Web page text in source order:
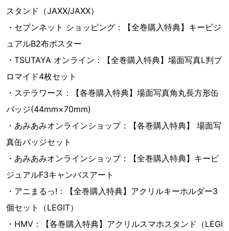
スタンド（JAXX/JAXX）
・セブンネット ショッピング：【全巻購入特典】キービジ
ュアルB2布ポスター
・TSUTAYA オンライン：【全巻購入特典】場面写真L判ブ
ロマイド4枚セット
・ステラワース：【各巻購入特典】場面写真角丸長方形缶
バッジ(44mm×70mm)
・あみあみオンラインショップ：【各巻購入特典】 場面写
真缶バッジセット
・あみあみオンラインショップ：【全巻購入特典】キービ
ジュアルF3キャンバスアート
・アニまるっ!：【全巻購入特典】アクリルキーホルダー3
個セット（LEGIT）
・HMV：【各巻購入特典】アクリルスマホスタンド（LEGI